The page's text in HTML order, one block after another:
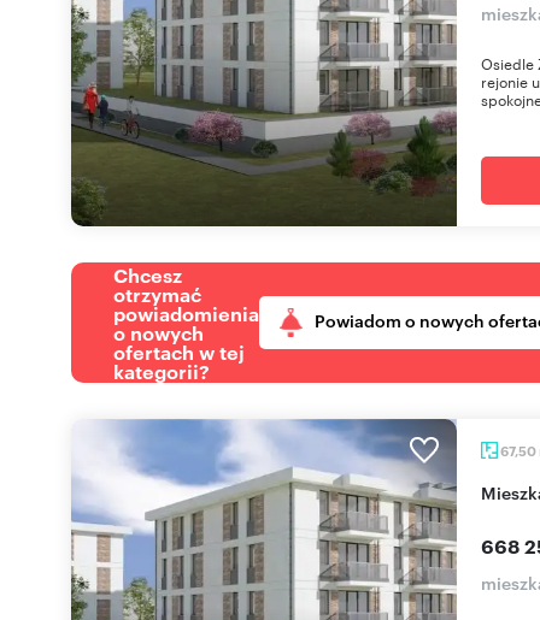
Osiedle
rejonie
Chcesz
otrzymać
powiadomienia
o nowych
ofertach w tej
kategorii?
Powiadom o nowych
67,50
668